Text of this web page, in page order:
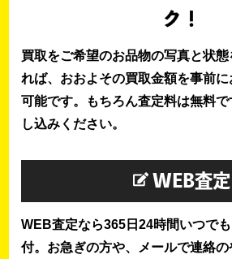
ク！
買取をご希望のお品物の写真と状
れば、おおよその買取金額を事前
可能です。もちろん査定料は無料
し込みください。
WEB査定
WEB査定なら365日24時間いつで
付。お急ぎの方や、メールで連絡